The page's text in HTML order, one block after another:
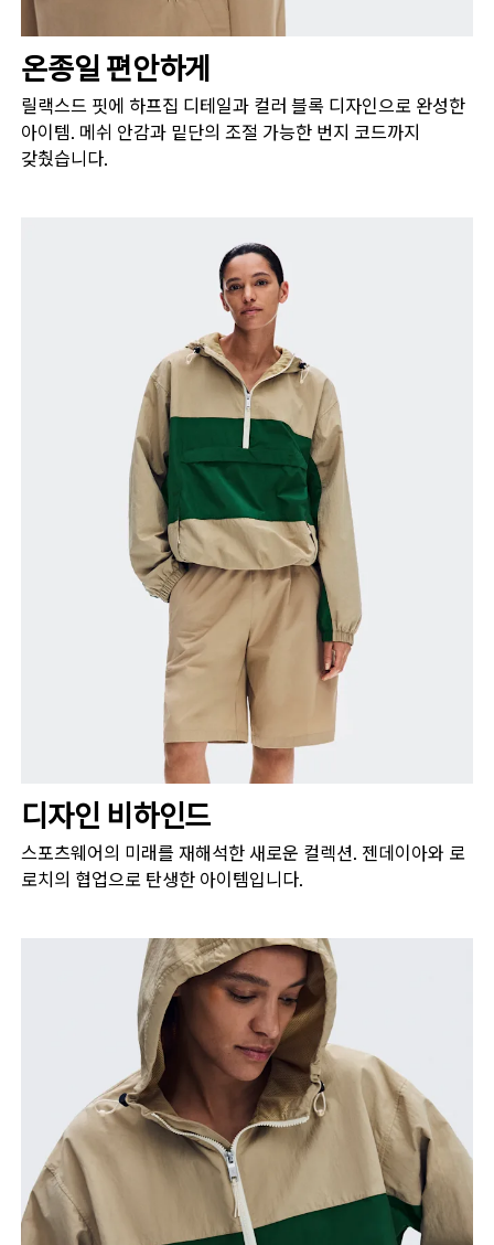
엉덩이 둘레
측정합니다.
온종일 편안하게
릴랙스드 핏에 하프집 디테일과 컬러 블록 디자인으로 완성한
아이템. 메쉬 안감과 밑단의 조절 가능한 번지 코드까지
갖췄습니다.
디자인 비하인드
스포츠웨어의 미래를 재해석한 새로운 컬렉션. 젠데이아와 로
로치의 협업으로 탄생한 아이템입니다.